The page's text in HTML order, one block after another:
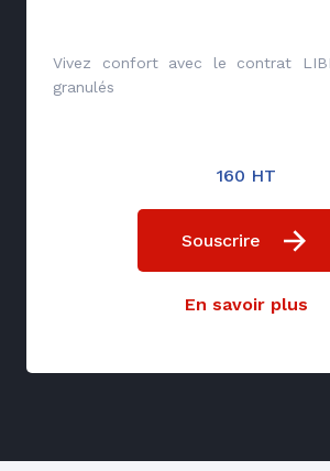
Vivez confort avec le contrat
granulés
160 HT
Souscrire
En savoir plus